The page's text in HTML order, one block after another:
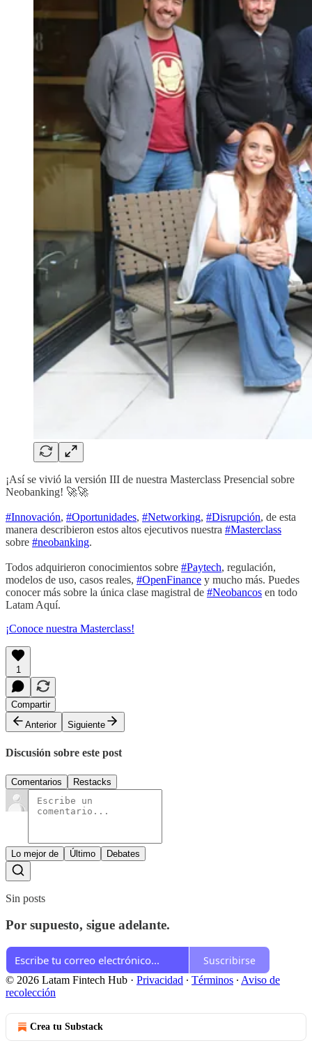
¡Así se vivió la versión III de nuestra Masterclass Presencial sobre
Neobanking! 🚀​🚀​
#Innovación, #Oportunidades, #Networking, #Disrupción, de esta
manera describieron estos altos ejecutivos nuestra #Masterclass
sobre #neobanking.
Todos adquirieron conocimientos sobre #Paytech, regulación,
modelos de uso, casos reales, #OpenFinance y mucho más. Puedes
conocer más sobre la única clase magistral de #Neobancos en todo
Latam Aquí.
¡Conoce nuestra Masterclass!
1
Compartir
Anterior
Siguiente
Discusión sobre este post
Comentarios Restacks
Lo mejor de Último Debates
Sin posts
Por supuesto, sigue adelante.
Suscribirse
© 2026 Latam Fintech Hub · Privacidad ∙ Términos ∙ Aviso de
recolección
Crea tu Substack